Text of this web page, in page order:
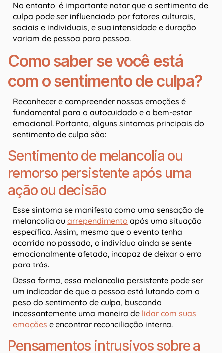
No entanto, é importante notar que o sentimento de
culpa pode ser influenciado por fatores culturais,
sociais e individuais, e sua intensidade e duração
variam de pessoa para pessoa.
Como saber se você está
com o sentimento de culpa?
Reconhecer e compreender nossas emoções é
fundamental para o autocuidado e o bem-estar
emocional. Portanto, alguns sintomas principais do
sentimento de culpa são:
Sentimento de melancolia ou
remorso persistente após uma
ação ou decisão
Esse sintoma se manifesta como uma sensação de
melancolia ou arrependimento após uma situação
específica. Assim, mesmo que o evento tenha
ocorrido no passado, o indivíduo ainda se sente
emocionalmente afetado, incapaz de deixar o erro
para trás.
Dessa forma, essa melancolia persistente pode ser
um indicador de que a pessoa está lutando com o
peso do sentimento de culpa, buscando
incessantemente uma maneira de lidar com suas
emoções e encontrar reconciliação interna.
Pensamentos intrusivos sobre a